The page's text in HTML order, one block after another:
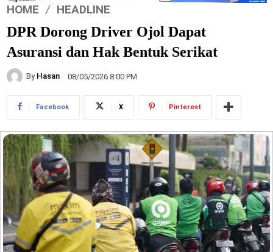
HOME HEADLINE
DPR Dorong Driver Ojol Dapat
Asuransi dan Hak Bentuk Serikat
By Hasan 08/05/2026 8:00 PM
Facebook X Pinterest